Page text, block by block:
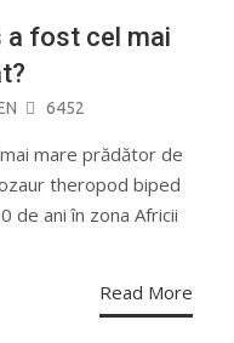
a fost cel mai
6452
mare prădător de
theropod biped
de ani în zona Africii
Read More